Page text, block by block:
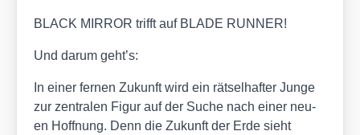
BLACK MIRROR trifft auf BLADE RUNNER!
Und dar­um geht’s:
In einer fer­nen Zukunft wird ein rät­sel­haf­ter Jun­ge
zur zen­tra­len Figur auf der Suche nach einer neu­
en Hoff­nung. Denn die Zukunft der Erde sieht